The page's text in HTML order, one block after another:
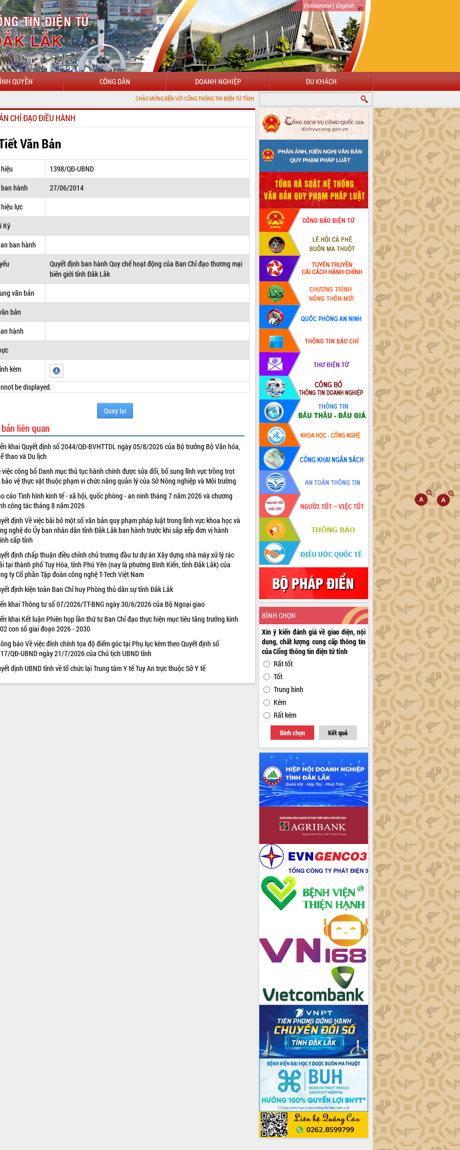
Vietnamese| English
QUYỀN CÔNG DÂN DOANH NGHIỆP DU KHÁCH
CHÀO MỪNG ĐẾN VỚI CỔNG THÔNG TIN ĐIỆN TỬ TỈNH ĐẮK LẮK
CHỈ ĐẠO ĐIỀU HÀNH
Văn Bản
1398/QĐ-UBND
hành
27/06/2014
lực
Ký
ban hành
Quyết định ban hành Quy chế hoạt động của Ban Chỉ đạo thương mại
biên giới tỉnh Đắk Lắk
văn bản
bản
hành
kèm
be displayed.
Quay lại
liên quan
khai Quyết định số 2044/QĐ-BVHTTDL ngày 05/8/2026 của Bộ trưởng Bộ Văn hóa,
thao và Du lịch
việc công bố Danh mục thủ tục hành chính được sửa đổi, bổ sung lĩnh vực trồng trọt
bảo vệ thực vật thuộc phạm vi chức năng quản lý của Sở Nông nghiệp và Môi trường
cáo Tình hình kinh tế - xã hội, quốc phòng - an ninh tháng 7 năm 2026 và chương
công tác tháng 8 năm 2026
định Về việc bãi bỏ một số văn bản quy phạm pháp luật trong lĩnh vực khoa học và
nghệ do Ủy ban nhân dân tỉnh Đắk Lắk ban hành trước khi sắp xếp đơn vị hành
cấp tỉnh
định chấp thuận điều chỉnh chủ trương đầu tư dự án Xây dựng nhà máy xử lý rác
tại thành phố Tuy Hòa, tỉnh Phú Yên (nay là phường Bình Kiến, tỉnh Đắk Lắk) của
ty Cổ phần Tập đoàn công nghệ T-Tech Việt Nam
định kiện toàn Ban Chỉ huy Phòng thủ dân sự tỉnh Đắk Lắk
khai Thông tư số 07/2026/TT-BNG ngày 30/6/2026 của Bộ Ngoại giao
khai Kết luận Phiên họp lần thứ tư Ban Chỉ đạo thực hiện mục tiêu tăng trưởng kinh
con số giai đoạn 2026 - 2030
báo Về việc đính chính tọa độ điểm góc tại Phụ lục kèm theo Quyết định số
QĐ-UBND ngày 21/7/2026 của Chủ tịch UBND tỉnh
định UBND tỉnh về tổ chức lại Trung tâm Y tế Tuy An trực thuộc Sở Y tế
BÌNH CHỌN
Xin ý kiến đánh giá về giao diện, nội
dung, chất lượng cung cấp thông tin
của Cổng thông tin điện tử tỉnh
Rất tốt
Tốt
Trung bình
Kém
Rất kém
Bình chọn Kết quả